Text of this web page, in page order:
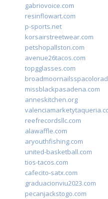
gabriovoice.com
resinflowart.com
p-sports.net
korsairstreetwear.com
petshopallston.com
avenue26tacos.com
topgglasses.com
missblackpasadena.com
anneskitchen.org
reefrecordsllc.com
alawaffle.com
aryouthfishing.com
united-basketball.com
tios-tacos.com
cafecito-satx.com
graduacionviu2023.com
pecanjackstogo.com